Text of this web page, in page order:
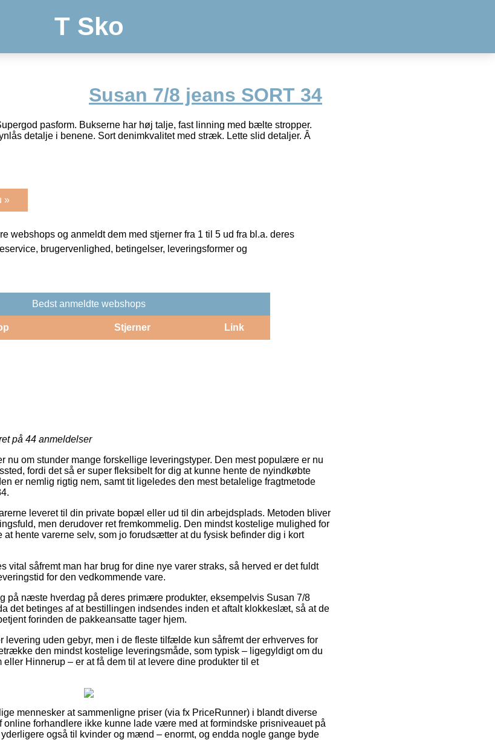
T Sko
Susan 7/8 jeans SORT 34
pasform. Bukserne har høj talje, fast linning med bælte stropper.
detalje i benene. Sort denimkvalitet med stræk. Lette slid detaljer. Â
»
webshops og anmeldt dem med stjerner fra 1 til 5 ud fra bl.a. deres
brugervenlighed, betingelser, leveringsformer og
Bedst anmeldte webshops
Stjerner Link
på 44 anmeldelser
nu om stunder mange forskellige leveringstyper. Den mest populære er nu
fordi det så er super fleksibelt for dig at kunne hente de nyindkøbte
er nemlig rigtig nem, samt tit ligeledes den mest betalelige fragtmetode
leveret til din private bopæl eller ud til din arbejdsplads. Metoden bliver
men derudover ret fremkommelig. Den mindst kostelige mulighed for
hente varerne selv, som jo forudsætter at du fysisk befinder dig i kort
vital såfremt man har brug for dine nye varer straks, så herved er det fuldt
for den vedkommende vare.
på næste hverdag på deres primære produkter, eksempelvis Susan 7/8
det betinges af at bestillingen indsendes inden et aftalt klokkeslæt, så at de
forinden de pakkeansatte tager hjem.
levering uden gebyr, men i de fleste tilfælde kun såfremt der erhverves for
den mindst kostelige leveringsmåde, som typisk – ligegyldigt om du
Hinnerup – er at få dem til at levere dine produkter til et
mennesker at sammenligne priser (via fx PriceRunner) i blandt diverse
forhandlere ikke kunne lade være med at formindske prisniveauet på
også til kvinder og mænd – enormt, og endda nogle gange byde